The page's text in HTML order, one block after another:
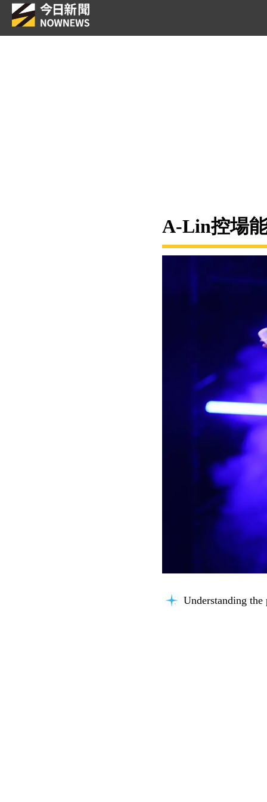
A-Lin控場
Understanding the